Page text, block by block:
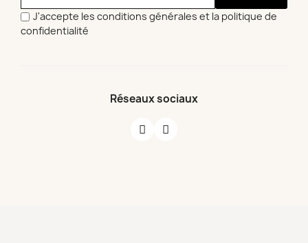
J'accepte les conditions générales et la politique de
confidentialité
Réseaux sociaux